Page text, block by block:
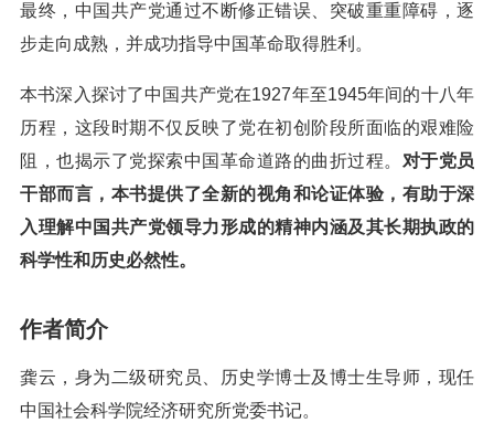
最终，中国共产党通过不断修正错误、突破重重障碍，逐
步走向成熟，并成功指导中国革命取得胜利。
本书深入探讨了中国共产党在1927年至1945年间的十八年
历程，这段时期不仅反映了党在初创阶段所面临的艰难险
阻，也揭示了党探索中国革命道路的曲折过程。 对于党员
干部而言，本书提供了全新的视角和论证体验，有助于深
入理解中国共产党领导力形成的精神内涵及其长期执政的
科学性和历史必然性。
作者简介
龚云，身为二级研究员、历史学博士及博士生导师，现任
中国社会科学院经济研究所党委书记。